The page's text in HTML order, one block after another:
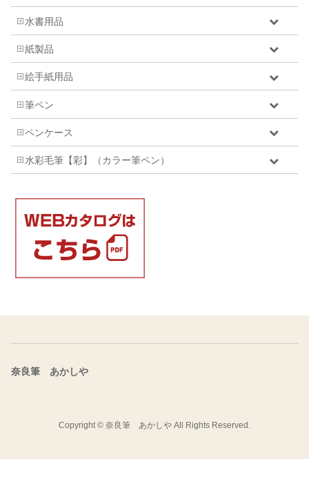
水書用品
紙製品
絵手紙用品
筆ペン
ペンケース
水彩毛筆【彩】（カラー筆ペン）
奈良筆 あかしや
Copyright © 奈良筆 あかしや All Rights Reserved.